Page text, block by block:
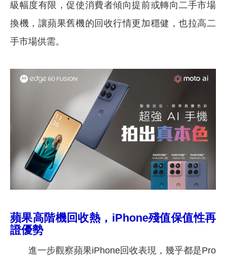
級幅度有限，促使消費者傾向提前或轉向二手市場
換機，讓蘋果舊機的回收行情更加穩健，也拉高二
手市場供需。
蘋果高階機回收熱，iPhone殘值保值性再
證優勢
進一步觀察蘋果iPhone回收表現，幾乎都是Pro